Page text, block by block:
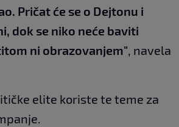
Pričat će se o Dejtonu i
dok se niko neće baviti
ni obrazovanjem", navela
elite koriste te teme za